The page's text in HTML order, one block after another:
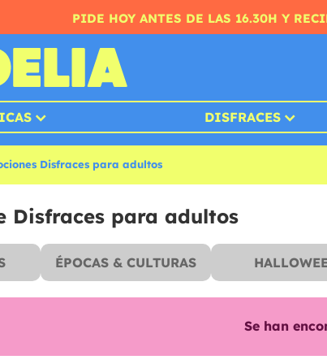
PIDE HOY ANTES DE LAS 16.30H Y
DISFRACES
Disfraces para adultos
Disfraces para adultos
ÉPOCAS & CULTURAS
Se han